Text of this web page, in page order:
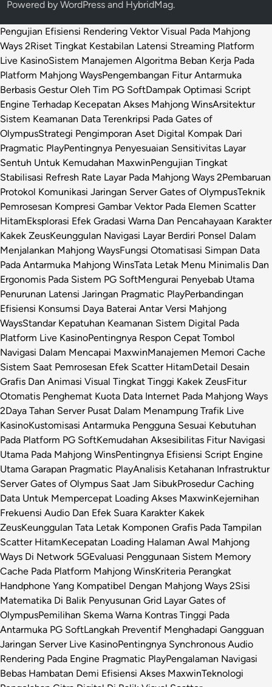
Powered byWordPress and HybridMag.
Pengujian Efisiensi Rendering Vektor Visual Pada Mahjong
Ways 2Riset Tingkat Kestabilan Latensi Streaming Platform
Live KasinoSistem Manajemen Algoritma Beban Kerja Pada
Platform Mahjong WaysPengembangan Fitur Antarmuka
Berbasis Gestur Oleh Tim PG SoftDampak Optimasi Script
Engine Terhadap Kecepatan Akses Mahjong WinsArsitektur
Sistem Keamanan Data Terenkripsi Pada Gates of
OlympusStrategi Pengimporan Aset Digital Kompak Dari
Pragmatic PlayPentingnya Penyesuaian Sensitivitas Layar
Sentuh Untuk Kemudahan MaxwinPengujian Tingkat
Stabilisasi Refresh Rate Layar Pada Mahjong Ways 2Pembaruan
Protokol Komunikasi Jaringan Server Gates of OlympusTeknik
Pemrosesan Kompresi Gambar Vektor Pada Elemen Scatter
HitamEksplorasi Efek Gradasi Warna Dan Pencahayaan Karakter
Kakek ZeusKeunggulan Navigasi Layar Berdiri Ponsel Dalam
Menjalankan Mahjong WaysFungsi Otomatisasi Simpan Data
Pada Antarmuka Mahjong WinsTata Letak Menu Minimalis Dan
Ergonomis Pada Sistem PG SoftMengurai Penyebab Utama
Penurunan Latensi Jaringan Pragmatic PlayPerbandingan
Efisiensi Konsumsi Daya Baterai Antar Versi Mahjong
WaysStandar Kepatuhan Keamanan Sistem Digital Pada
Platform Live KasinoPentingnya Respon Cepat Tombol
Navigasi Dalam Mencapai MaxwinManajemen Memori Cache
Sistem Saat Pemrosesan Efek Scatter HitamDetail Desain
Grafis Dan Animasi Visual Tingkat Tinggi Kakek ZeusFitur
Otomatis Penghemat Kuota Data Internet Pada Mahjong Ways
2Daya Tahan Server Pusat Dalam Menampung Trafik Live
KasinoKustomisasi Antarmuka Pengguna Sesuai Kebutuhan
Pada Platform PG SoftKemudahan Aksesibilitas Fitur Navigasi
Utama Pada Mahjong WinsPentingnya Efisiensi Script Engine
Utama Garapan Pragmatic PlayAnalisis Ketahanan Infrastruktur
Server Gates of Olympus Saat Jam SibukProsedur Caching
Data Untuk Mempercepat Loading Akses MaxwinKejernihan
Frekuensi Audio Dan Efek Suara Karakter Kakek
ZeusKeunggulan Tata Letak Komponen Grafis Pada Tampilan
Scatter HitamKecepatan Loading Halaman Awal Mahjong
Ways Di Network 5GEvaluasi Penggunaan Sistem Memory
Cache Pada Platform Mahjong WinsKriteria Perangkat
Handphone Yang Kompatibel Dengan Mahjong Ways 2Sisi
Matematika Di Balik Penyusunan Grid Layar Gates of
OlympusPemilihan Skema Warna Kontras Tinggi Pada
Antarmuka PG SoftLangkah Preventif Menghadapi Gangguan
Jaringan Server Live KasinoPentingnya Synchronous Audio
Rendering Pada Engine Pragmatic PlayPengalaman Navigasi
Bebas Hambatan Demi Efisiensi Akses MaxwinTeknologi